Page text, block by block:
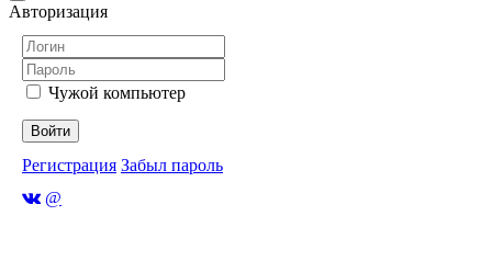
Авторизация
Чужой компьютер
Войти
Регистрация Забыл пароль
@